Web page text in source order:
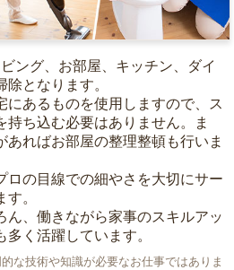
ング、お部屋、キッチン、ダイ
となります。
にあるものを使用しますので、ス
持ち込む必要はありません。ま
あればお部屋の整理整頓も行いま
ロの目線での細やさを大切にサー
。
ん、働きながら家事のスキルアッ
く活躍しています。
な技術や知識が必要なお仕事ではありま